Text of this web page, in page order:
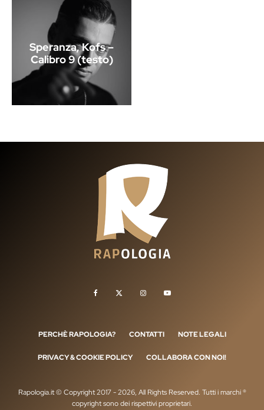
Speranza, Kofs –
Calibro 9 (testo)
PERCHÈ RAPOLOGIA? CONTATTI NOTE LEGALI
PRIVACY & COOKIE POLICY COLLABORA CON NOI!
Rapologia.it © Copyright 2017 - 2026, All Rights Reserved. Tutti i marchi ®
copyright sono dei rispettivi proprietari.